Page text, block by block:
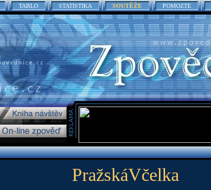
TABLO STATISTIKA SOUTĚŽE POMOZTE
PražskáVčelka